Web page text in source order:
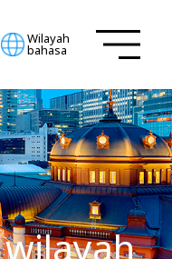
Wilayah
bahasa